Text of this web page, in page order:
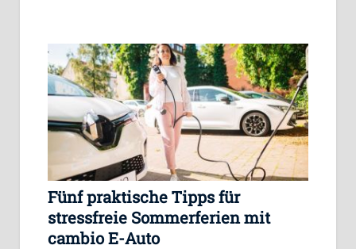
Fünf praktische Tipps für
stressfreie Sommerferien mit
cambio E-Auto